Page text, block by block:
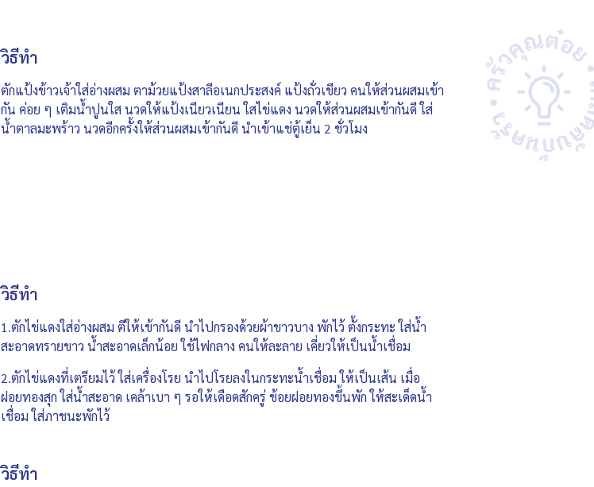
วิธีทำ
ตักแป้งข้าวเจ้าใส่อ่างผสม ตาม้วยแป้งสาลีอเนกประสงค์ แป้งถั่วเขียว คนให้ส่วนผสมเข้า
กัน ค่อย ๆ เติมน้ำปูนใส นวดให้แป้งเนียวเนียน ใสไข่แดง นวดให้ส่วนผสมเข้ากันดี ใส่
น้ำตาลมะพร้าว นวดอีกครั้งให้ส่วนผสมเข้ากันดี นำเข้าแช่ตู้เย็น 2 ชั่วโมง
วิธีทำ
1.ตักไข่แดงใส่อ่างผสม ตีให้เข้ากันดี นำไปกรองด้วยผ้าขาวบาง พักไว้ ตั้งกระทะ ใส่น้ำ
สะอาดทรายขาว น้ำสะอาดเล็กน้อย ใช้ไฟกลาง คนให้ละลาย เคี่ยวให้เป็นน้ำเชื่อม
2.ตักไข่แดงที่เตรียมไว้ ใส่เครื่องโรย นำไปโรยลงในกระทะน้ำเชื่อม ให้เป็นเส้น เมื่อ
ฝอยทองสุก ใส่น้ำสะอาด เคล้าเบา ๆ รอให้เดือดสักครู่ ช้อยฝอยทองขึ้นพัก ให้สะเด็ดน้ำ
เชื่อม ใส่ภาชนะพักไว้
วิธีทำ